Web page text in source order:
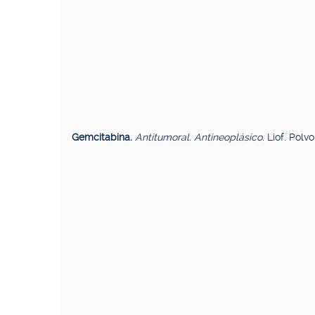
Gemcitabina. Antitumoral. Antineoplásico. Liof. Polvo